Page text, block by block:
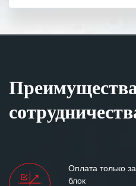
Особенно
между
Оплата только
блок